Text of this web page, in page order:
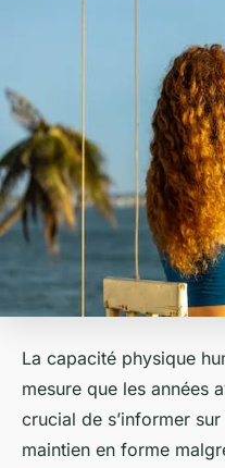
La capacité physique
mesure que les années
crucial de s’informer
maintien en forme